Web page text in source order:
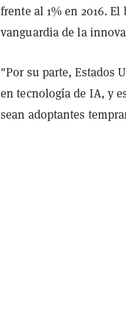
frente al 1% en 2016.
vanguardia de la
"Por su parte, Estados
en tecnología de IA, y
sean adoptantes